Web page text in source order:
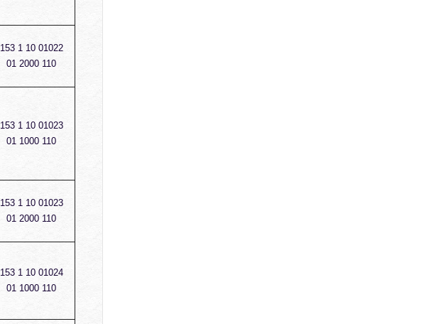
153 1 10 01022
01 2000 110
153 1 10 01023
01 1000 110
153 1 10 01023
01 2000 110
153 1 10 01024
01 1000 110